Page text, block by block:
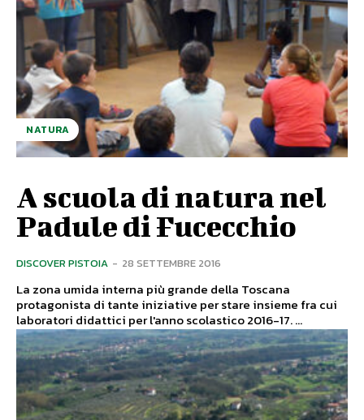
NATURA
A scuola di natura nel
Padule di Fucecchio
DISCOVER PISTOIA - 28 SETTEMBRE 2016
La zona umida interna più grande della Toscana
protagonista di tante iniziative per stare insieme fra cui
laboratori didattici per l'anno scolastico 2016-17. ...